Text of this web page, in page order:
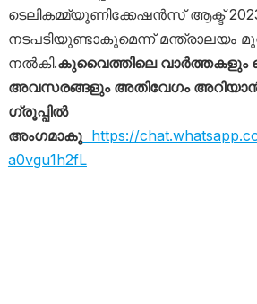
ടെലികമ്മ്യൂണിക്കേഷൻസ് ആക്ട്
നടപടിയുണ്ടാകുമെന്ന് മന്ത്രാലയം
നൽകി.കുവൈത്തിലെ വാർത്തകളും
അവസരങ്ങളും അതിവേഗം
ഗ്രൂപ്പിൽ
അംഗമാകൂhttps://
a0vgu1h2fL